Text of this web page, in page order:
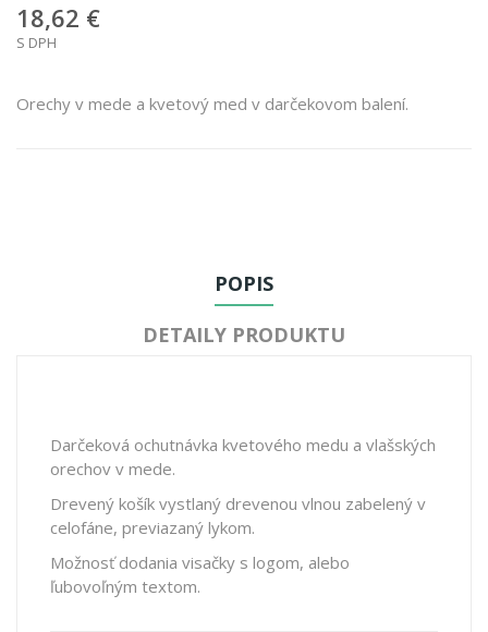
18,62 €
S DPH
Orechy v mede a kvetový med v darčekovom balení.
POPIS
DETAILY PRODUKTU
Darčeková ochutnávka kvetového medu a vlašských
orechov v mede.
Drevený košík vystlaný drevenou vlnou zabelený v
celofáne, previazaný lykom.
Možnosť dodania visačky s logom, alebo
ľubovoľným textom.